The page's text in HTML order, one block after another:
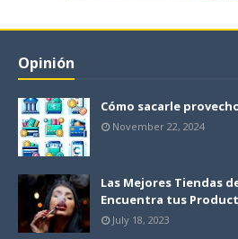
Opinión
Cómo sacarle
November 22, 2024
Las Mejores Tiendas
Encuentra tus
July 18, 2023